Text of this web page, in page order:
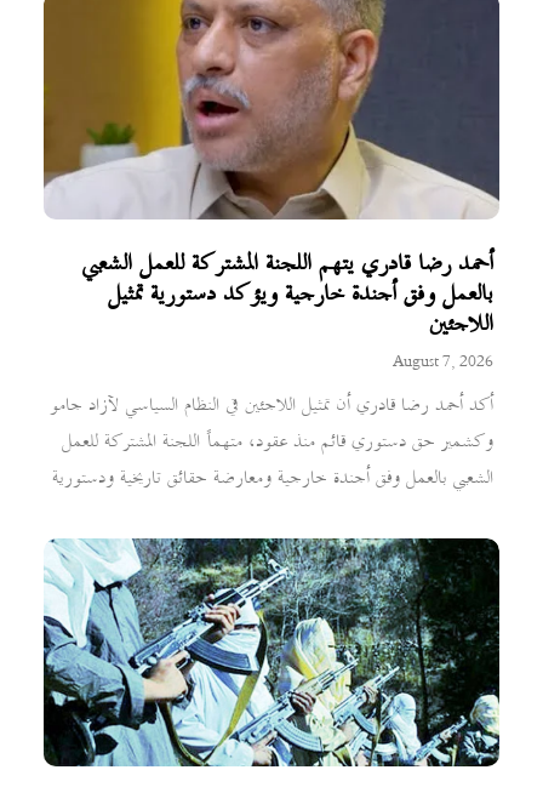
أحمد رضا قادري يتهم اللجنة المشتركة للعمل الشعبي
بالعمل وفق أجندة خارجية ويؤكد دستورية تمثيل
اللاجئين
August 7, 2026
أكد أحمد رضا قادري أن تمثيل اللاجئين في النظام السياسي لآزاد جامو
وكشمير حق دستوري قائم منذ عقود، متهماً اللجنة المشتركة للعمل
الشعبي بالعمل وفق أجندة خارجية ومعارضة حقائق تاريخية ودستورية